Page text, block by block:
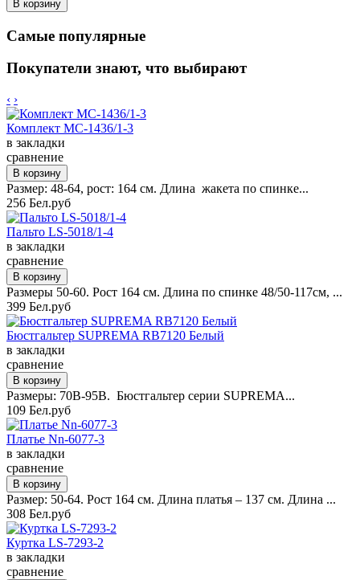
Самые популярные
Покупатели знают, что выбирают
‹ ›
Комплект MC-1436/1-3
в закладки
сравнение
Размер: 48-64, рост: 164 см. Длина жакета по спинке...
256 Бел.руб
Пальто LS-5018/1-4
в закладки
сравнение
Размеры 50-60. Рост 164 см. Длина по спинке 48/50-117см, ...
399 Бел.руб
Бюстгальтер SUPREMA RB7120 Белый
в закладки
сравнение
Размеры: 70B-95B. Бюстгальтер серии SUPREMA...
109 Бел.руб
Платье Nn-6077-3
в закладки
сравнение
Размер: 50-64. Рост 164 см. Длина платья – 137 см. Длина ...
308 Бел.руб
Куртка LS-7293-2
в закладки
сравнение